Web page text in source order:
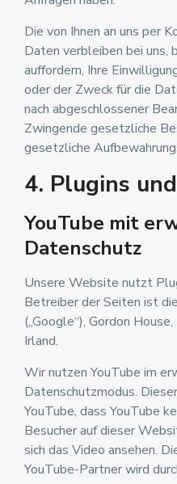
Die von Ihnen an uns per
Daten verbleiben bei uns,
auffordern, Ihre
oder der Zweck für die
nach abgeschlossener
Zwingende gesetzliche
gesetzliche
4. Plugins
YouTube mit
Datenschutz
Unsere Website nutzt
Betreiber der Seiten ist
(„Google“), Gordon
Irland.
Wir nutzen YouTube im
Datenschutzmodus.
YouTube, dass YouTube
Besucher auf dieser
sich das Video ansehen.
YouTube-Partner wird